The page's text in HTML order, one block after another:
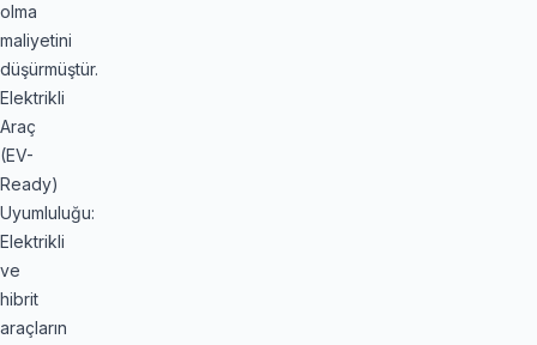
olma
maliyetini
düşürmüştür.
Elektrikli
Araç
(EV-
Ready)
Uyumluluğu:
Elektrikli
ve
hibrit
araçların